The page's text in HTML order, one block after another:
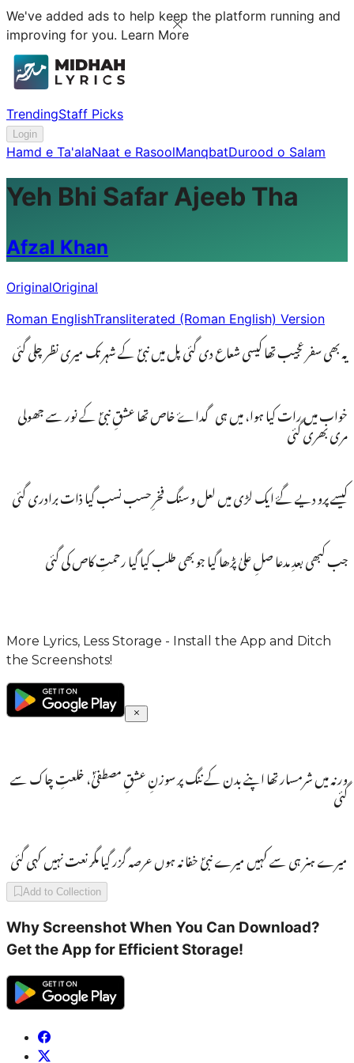
We've added ads to help keep the platform running and
improving for you. Learn More
TrendingStaff Picks
Login
Hamd e Ta'alaNaat e RasoolManqbatDurood o Salam
Yeh Bhi Safar Ajeeb Tha
Afzal Khan
OriginalOriginal
Roman EnglishTransliterated (Roman English) Version
یہ بھی سفر عجیب تھا کیسی شعاع دی گئی پل میں نبیؐ کے شہر تک میری نظر چلی گئی
خواب میں رات کیا ہوا، میں ہی گداۓ خاص تھا عشقِ نبیؐ کے نور سے جھولی
مری بھری گئی
کیسے پرو دیے گۓ ایک لڑی میں لعل و سنگ فخرِ حسب نسب گیا ذات برادری گئی
جب کبھی بعدِ مدعا صلِ علیٰ پڑھا گیا جو بھی طلب کیا گیا رحمتِ کاص کی گئی
More Lyrics, Less Storage - Install the App and Ditch
the Screenshots!
ورنہ میں شرمسار تھا اپنے بدن کے ننگ پر سوزنِ عشقِ مصطفیٰؐ، خلعتِ چاک سے
گئی
میرے ہنر ہی سے کہیں میرے نبیؐ خفا نہ ہوں عرصہ گزر گیا مگر نعت نہیں کہی گئی
Add to Collection
Why Screenshot When You Can Download?
Get the App for Efficient Storage!